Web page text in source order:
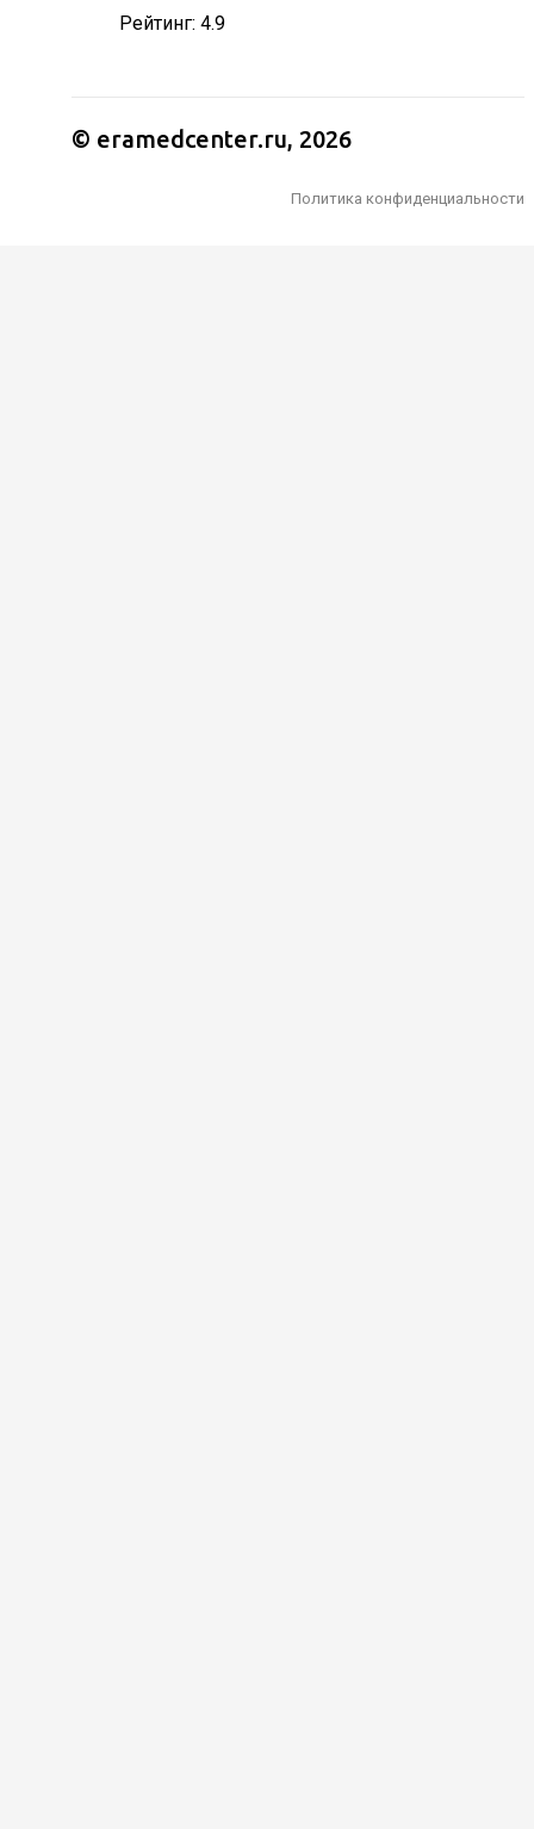
Рейтинг: 4.9
© eramedcenter.ru, 2026
Политика конфиденциальности